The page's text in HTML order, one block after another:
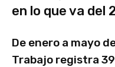
en lo que va del
De enero a mayo
Trabajo registra